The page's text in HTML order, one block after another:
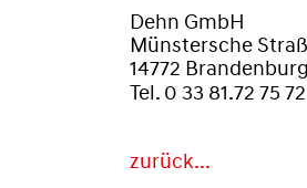
Dehn GmbH
Münstersche
14772
Tel. 0 33 81.72 75 72
zurück...